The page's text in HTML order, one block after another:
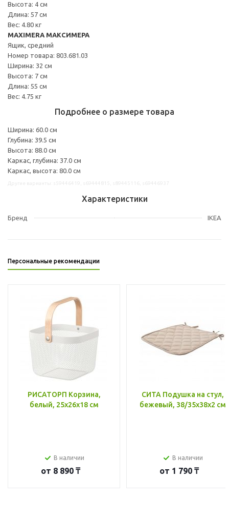
Высота: 4 см
Длина: 57 см
Вес: 4.80 кг
MAXIMERA МАКСИМЕРА
Ящик, средний
Номер товара: 803.681.03
Ширина: 32 см
Высота: 7 см
Длина: 55 см
Вес: 4.75 кг
Подробнее о размере товара
Ширина: 60.0 см
Глубина: 39.5 см
Высота: 88.0 см
Каркас, глубина: 37.0 см
Каркас, высота: 80.0 см
Характеристики
Бренд IKEA
Персональные рекомендации
РИСАТОРП Корзина,
белый, 25x26x18 см
В наличии
от 8 890 ₸
СИТА Подушка на стул,
бежевый, 38/35x38x2 см
В наличии
от 1 790 ₸